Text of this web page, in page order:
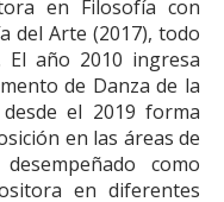
en Filosofía con
del Arte (2017), todo
El año 2010 ingresa
de Danza de la
el 2019 forma
en las áreas de
como
en diferentes